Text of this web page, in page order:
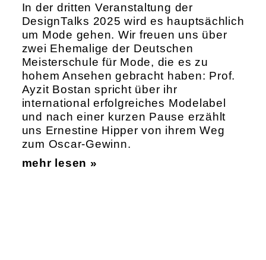
In der dritten Veranstaltung der
DesignTalks 2025 wird es hauptsächlich
um Mode gehen. Wir freuen uns über
zwei Ehemalige der Deutschen
Meisterschule für Mode, die es zu
hohem Ansehen gebracht haben: Prof.
Ayzit Bostan spricht über ihr
international erfolgreiches Modelabel
und nach einer kurzen Pause erzählt
uns Ernestine Hipper von ihrem Weg
zum Oscar-Gewinn.
mehr lesen »